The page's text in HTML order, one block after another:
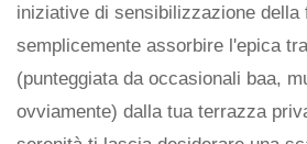
iniziative di sensibilizzazione della
semplicemente assorbire l'epica
(punteggiata da occasionali baa,
ovviamente) dalla tua terrazza